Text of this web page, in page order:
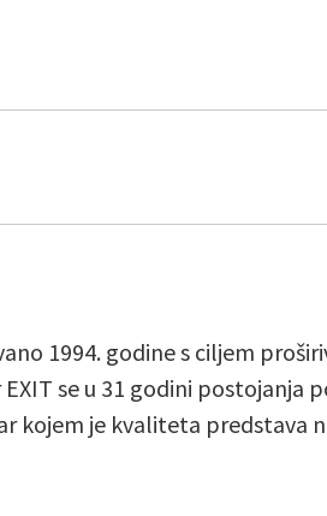
1994. godine s ciljem
se u 31 godini postojanja
kojem je kvaliteta predstava